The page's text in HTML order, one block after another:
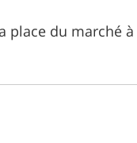
place du marché